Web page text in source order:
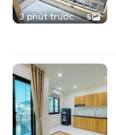
3 phút trước 5